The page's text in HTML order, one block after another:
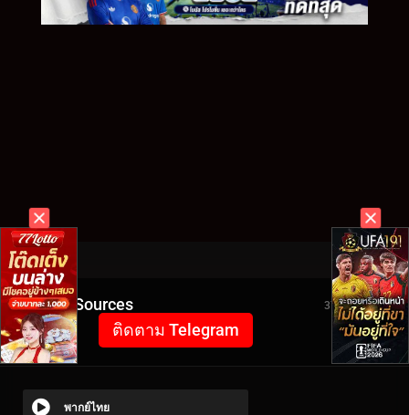
Video Sources 3728 Views
ติดตาม Telegram
พากย์ไทย